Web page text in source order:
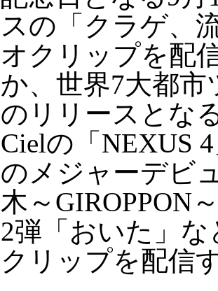
スの「クラゲ、
オクリップを配
か、世界7大都市
のリリースとな
Cielの「NEXUS
のメジャーデビ
木～GIROPPON
2弾「おいた」
クリップを配信